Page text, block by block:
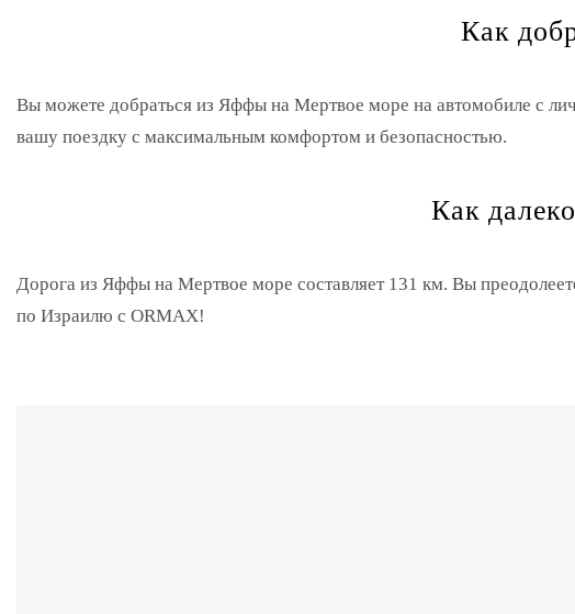
Как
Вы можете добраться из Яффы на Мертвое море на автомобиле с
вашу поездку с максимальным комфортом и безопасностью.
Как
Дорога из Яффы на Мертвое море составляет 131 км. Вы
по Израилю с ORMAX!